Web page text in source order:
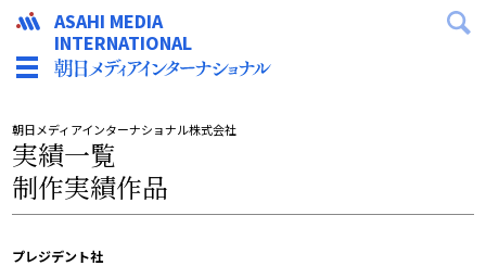
朝日メディアインターナショナル株式会社
実績一覧
制作実績作品
プレジデント社
ASAHI MEDIA
INTERNATIONAL